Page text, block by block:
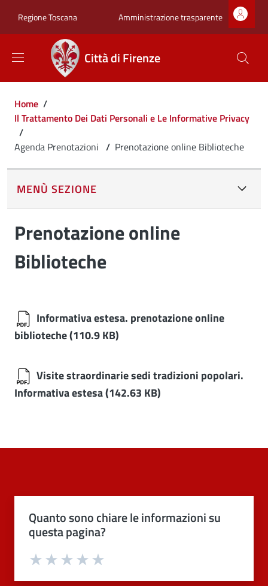
Regione Toscana Zona superiore
Amministrazione trasparente
Città di Firenze
Briciole di pane
Home /
Il Trattamento Dei Dati Personali e Le Informative Privacy
/
Agenda Prenotazioni / Prenotazione online Biblioteche
MENÙ SEZIONE
Prenotazione online
Biblioteche
Informativa estesa. prenotazione online
biblioteche(110.9 KB)
Visite straordinarie sedi tradizioni popolari.
Informativa estesa(142.63 KB)
Quanto sono chiare le informazioni su
questa pagina?
Valuta 4 stelle su 5
Valuta 3 stelle su 5
Valuta 2 stelle su 5
Valuta 1 stelle su 5